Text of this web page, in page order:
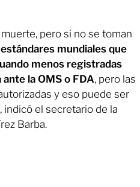
pero si no se toman
mundiales que
menos registradas
la OMS o FDA, pero las
y eso puede ser
indicó el secretario de la
Barba.